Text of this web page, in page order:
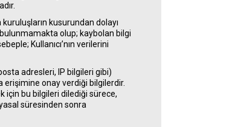
kusurundan dolayı
olup; kaybolan bilgi
Kullanıcı’nın verilerini
adresleri, IP bilgileri gibi)
erişimine onay verdiği bilgilerdir.
için bu bilgileri dilediği sürece,
süresinden sonra